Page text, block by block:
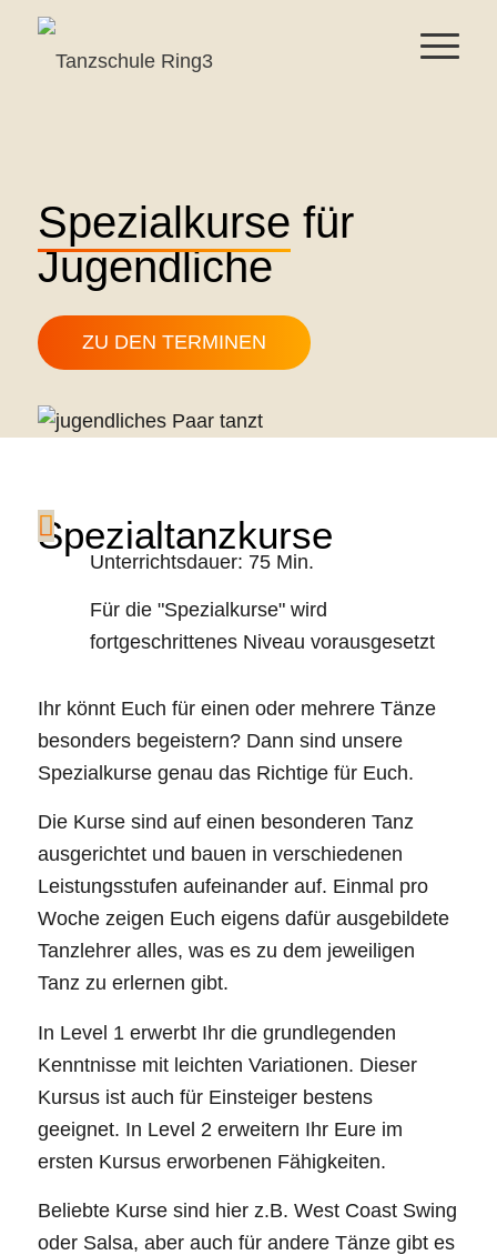
Spezialkurse für
Jugendliche
ZU DEN TERMINEN
Spezialtanzkurse
Unterrichtsdauer: 75 Min.
Für die "Spezialkurse" wird
fortgeschrittenes Niveau vorausgesetzt
Ihr könnt Euch für einen oder mehrere Tänze
besonders begeistern? Dann sind unsere
Spezialkurse genau das Richtige für Euch.
Die Kurse sind auf einen besonderen Tanz
ausgerichtet und bauen in verschiedenen
Leistungsstufen aufeinander auf. Einmal pro
Woche zeigen Euch eigens dafür ausgebildete
Tanzlehrer alles, was es zu dem jeweiligen
Tanz zu erlernen gibt.
In Level 1 erwerbt Ihr die grundlegenden
Kenntnisse mit leichten Variationen. Dieser
Kursus ist auch für Einsteiger bestens
geeignet. In Level 2 erweitern Ihr Eure im
ersten Kursus erworbenen Fähigkeiten.
Beliebte Kurse sind hier z.B. West Coast Swing
oder Salsa, aber auch für andere Tänze gibt es